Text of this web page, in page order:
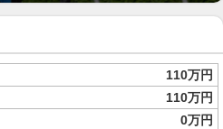
110万円
110万円
0万円